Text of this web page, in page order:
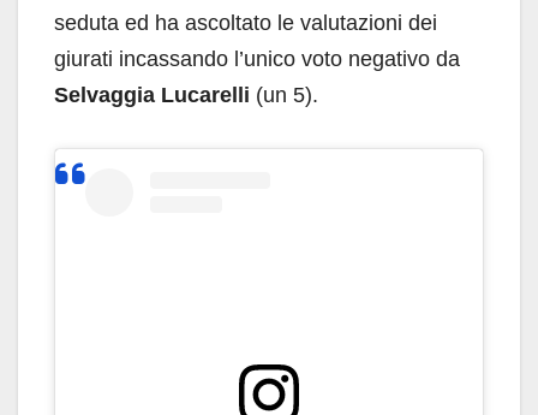
seduta ed ha ascoltato le valutazioni dei
giurati incassando l’unico voto negativo da
Selvaggia Lucarelli (un 5).